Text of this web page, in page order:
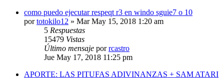
como puedo ejecutar respeqt r3 en windo sguie7 o 10
portotokilo12 » Mar May 15, 2018 1:20 am
5 Respuestas
15479 Vistas
Último mensaje porrcastro
Jue May 17, 2018 11:25 pm
APORTE: LAS PITUFAS ADIVINANZAS + SAM ATARI